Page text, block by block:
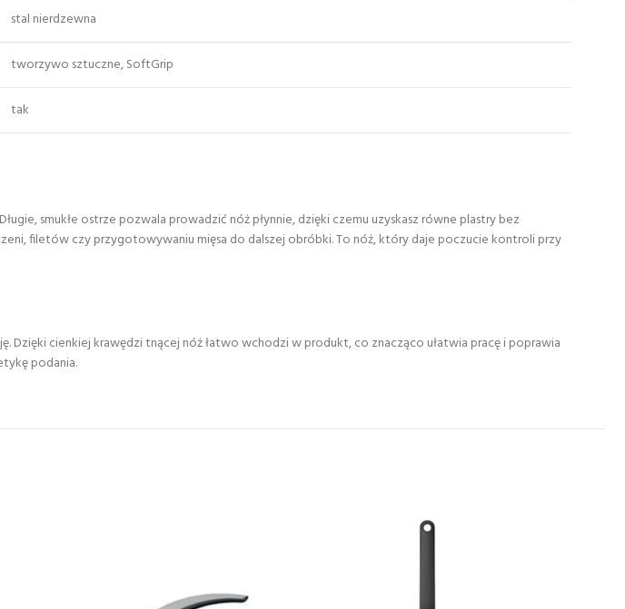
stal nierdzewna
tworzywo sztuczne, SoftGrip
tak
smukłe ostrze pozwala prowadzić nóż płynnie, dzięki czemu uzyskasz równe plastry bez
filetów czy przygotowywaniu mięsa do dalszej obróbki. To nóż, który daje poczucie kontroli przy
cienkiej krawędzi tnącej nóż łatwo wchodzi w produkt, co znacząco ułatwia pracę i poprawia
podania.